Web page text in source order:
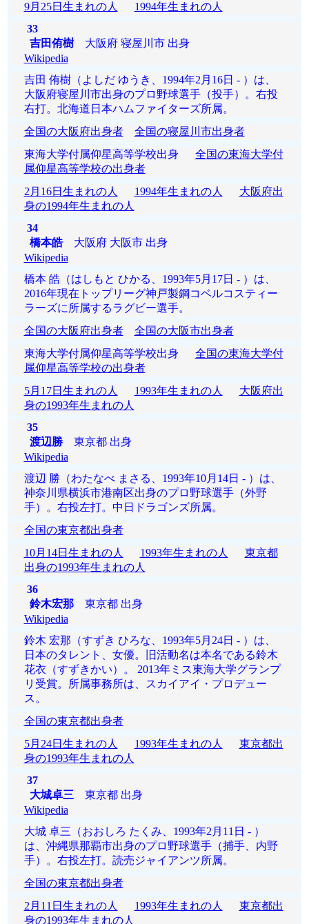
9月25日生まれの人
1994年生まれの人
33
吉田侑樹大阪府 寝屋川市 出身
Wikipedia
吉田 侑樹（よしだ ゆうき、1994年2月16日 - ）は、
大阪府寝屋川市出身のプロ野球選手（投手）。右投
右打。北海道日本ハムファイターズ所属。
全国の大阪府出身者
全国の寝屋川市出身者
東海大学付属仰星高等学校出身 全国の東海大学付
属仰星高等学校の出身者
2月16日生まれの人
1994年生まれの人
大阪府出
身の1994年生まれの人
34
橋本皓大阪府 大阪市 出身
Wikipedia
橋本 皓（はしもと ひかる、1993年5月17日 - ）は、
2016年現在トップリーグ神戸製鋼コベルコスティー
ラーズに所属するラグビー選手。
全国の大阪府出身者
全国の大阪市出身者
東海大学付属仰星高等学校出身 全国の東海大学付
属仰星高等学校の出身者
5月17日生まれの人
1993年生まれの人
大阪府出
身の1993年生まれの人
35
渡辺勝東京都 出身
Wikipedia
渡辺 勝（わたなべ まさる、1993年10月14日 - ）は、
神奈川県横浜市港南区出身のプロ野球選手（外野
手）。右投左打。中日ドラゴンズ所属。
全国の東京都出身者
10月14日生まれの人
1993年生まれの人
東京都
出身の1993年生まれの人
36
鈴木宏那東京都 出身
Wikipedia
鈴木 宏那（すずき ひろな、1993年5月24日 - ）は、
日本のタレント、女優。旧活動名は本名である鈴木
花衣（すずきかい）。 2013年ミス東海大学グランプ
リ受賞。所属事務所は、スカイアイ・プロデュー
ス。
全国の東京都出身者
5月24日生まれの人
1993年生まれの人
東京都出
身の1993年生まれの人
37
大城卓三 東京都 出身
Wikipedia
大城 卓三（おおしろ たくみ、1993年2月11日 - ）
は、沖縄県那覇市出身のプロ野球選手（捕手、内野
手）。右投左打。読売ジャイアンツ所属。
全国の東京都出身者
2月11日生まれの人
1993年生まれの人
東京都出
身の1993年生まれの人